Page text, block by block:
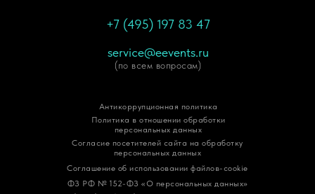
(по всем вопросам)
service@eevents.ru
+7 (495) 197 83 47
Антикоррупционная политика
Политика в отношении обработки
персональных данных
Согласие посетителей сайта на обработку
персональных данных
Соглашение об использовании файлов-cookie
ФЗ РФ № 152-ФЗ «О персональных данных»